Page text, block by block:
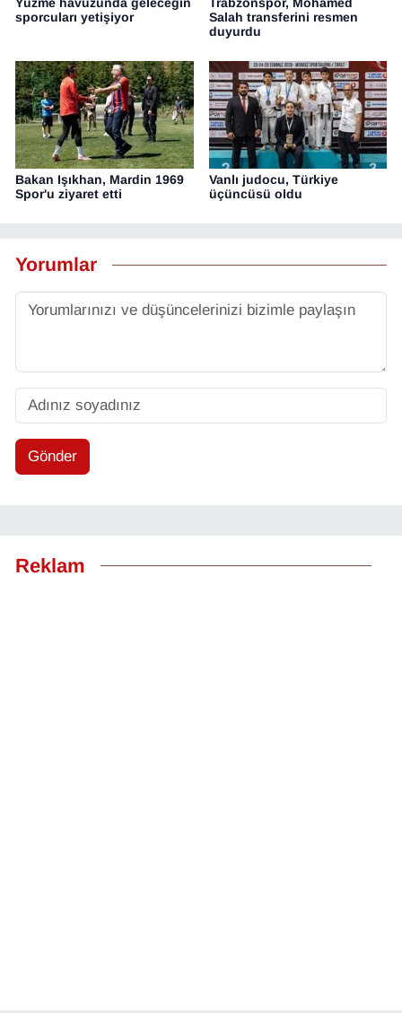
sporcuları yetişiyor
Salah transferini resmen
duyurdu
Bakan Işıkhan, Mardin 1969
Spor'u ziyaret etti
Vanlı judocu, Türkiye
üçüncüsü oldu
Yorumlar
Gönder
Reklam